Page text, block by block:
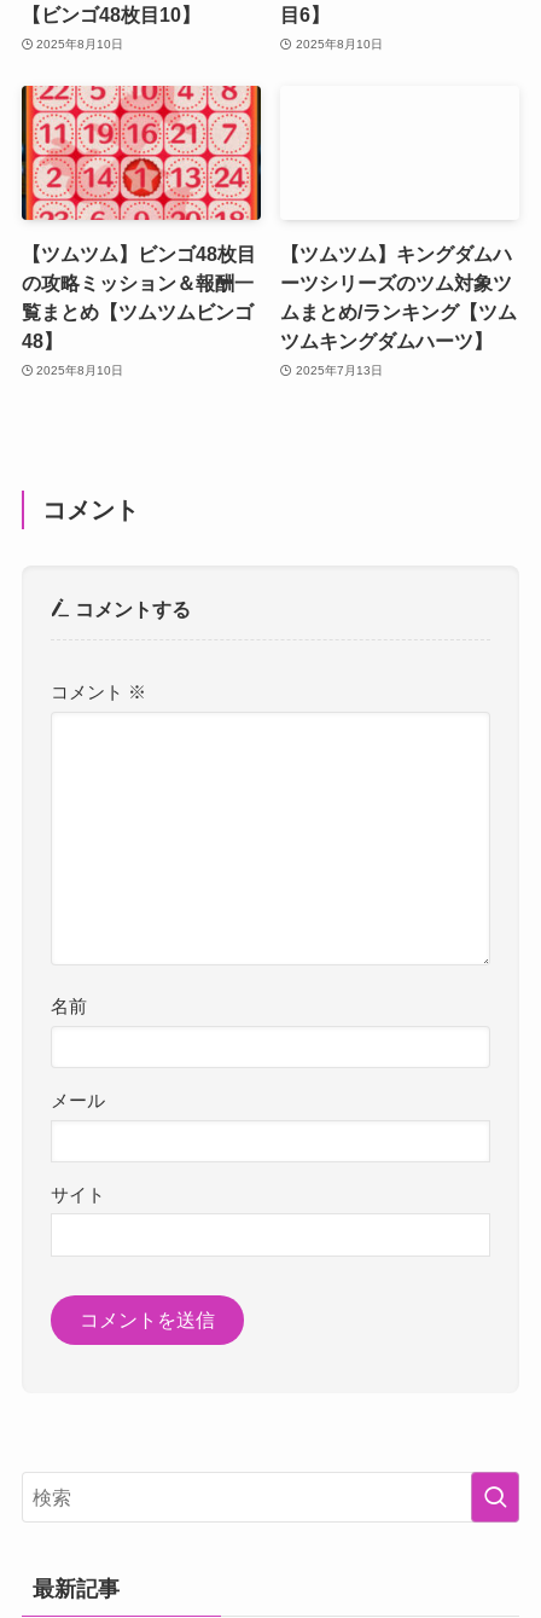
【ビンゴ48枚目10】
2025年8月10日
目6】
2025年8月10日
【ツムツム】ビンゴ48枚目
の攻略ミッション＆報酬一
覧まとめ【ツムツムビンゴ
48】
2025年8月10日
【ツムツム】キングダムハ
ーツシリーズのツム対象ツ
ムまとめ/ランキング【ツム
ツムキングダムハーツ】
2025年7月13日
コメント
コメントする
コメント ※
名前
メール
サイト
最新記事